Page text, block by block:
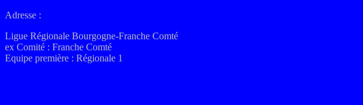
Adresse :
Ligue Régionale Bourgogne-Franche Comté
ex Comité : Franche Comté
Equipe première : Régionale 1